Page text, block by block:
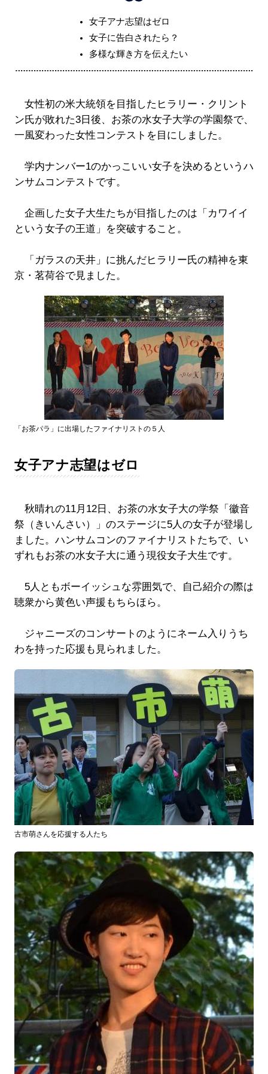
女子アナ志望はゼロ
女子に告白されたら？
多様な輝き方を伝えたい
女性初の米大統領を目指したヒラリー・クリント
ン氏が敗れた3日後、お茶の水女子大学の学園祭で、
一風変わった女性コンテストを目にしました。
学内ナンバー1のかっこいい女子を決めるというハ
ンサムコンテストです。
企画した女子大生たちが目指したのは「カワイイ
という女子の王道」を突破すること。
「ガラスの天井」に挑んだヒラリー氏の精神を東
京・茗荷谷で見ました。
「お茶パラ」に出場したファイナリストの５人
女子アナ志望はゼロ
秋晴れの11月12日、お茶の水女子大の学祭「徽音
祭（きいんさい）」のステージに5人の女子が登場し
ました。ハンサムコンのファイナリストたちで、い
ずれもお茶の水女子大に通う現役女子大生です。
5人ともボーイッシュな雰囲気で、自己紹介の際は
聴衆から黄色い声援もちらほら。
ジャニーズのコンサートのようにネーム入りうち
わを持った応援も見られました。
古市萌さんを応援する人たち